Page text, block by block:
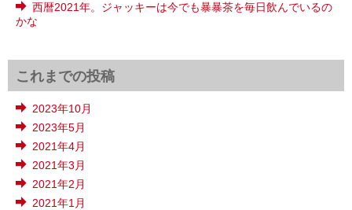
西暦2021年。ジャッキーは今でも暴暴茶を毎日飲んでいるの
かな
これまでの投稿
2023年10月
2023年5月
2021年4月
2021年3月
2021年2月
2021年1月